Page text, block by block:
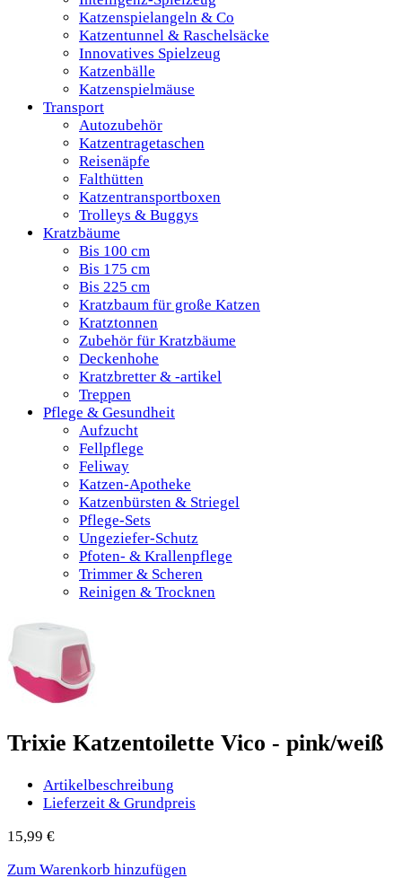
Katzenspielangeln & Co
Katzentunnel & Raschelsäcke
Innovatives Spielzeug
Katzenbälle
Katzenspielmäuse
Transport
Autozubehör
Katzentragetaschen
Reisenäpfe
Falthütten
Katzentransportboxen
Trolleys & Buggys
Kratzbäume
Bis 100 cm
Bis 175 cm
Bis 225 cm
Kratzbaum für große Katzen
Kratztonnen
Zubehör für Kratzbäume
Deckenhohe
Kratzbretter & -artikel
Treppen
Pflege & Gesundheit
Aufzucht
Fellpflege
Feliway
Katzen-Apotheke
Katzenbürsten & Striegel
Pflege-Sets
Ungeziefer-Schutz
Pfoten- & Krallenpflege
Trimmer & Scheren
Reinigen & Trocknen
Trixie Katzentoilette Vico - pink/weiß
Artikelbeschreibung
Lieferzeit & Grundpreis
15,99 €
Zum Warenkorb hinzufügen